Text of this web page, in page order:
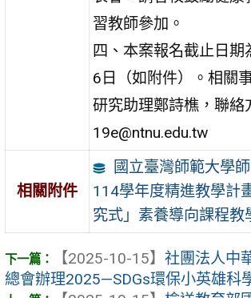
習教師參加。
四、本案報名截止日期
6日（如附件）。相關
研究助理鄭詩樵，聯絡
19e@ntnu.edu.tw
相關附件
國立臺灣師範大學
114學年度精進教學計
究式」素養導向課程教
【2025-10-15】 社團法人中
總會辦理2025—SDGs環保小英雄科